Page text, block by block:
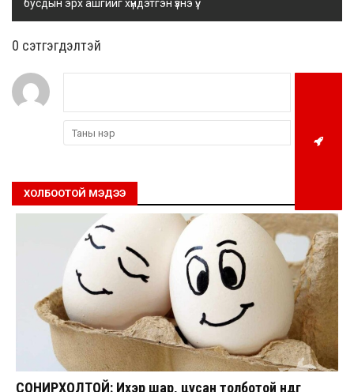
бусдын эрх ашгийг хүндэтгэн үзнэ үү.
0 cэтгэгдэлтэй
ХОЛБООТОЙ МЭДЭЭ
СОНИРХОЛТОЙ: Ихэр шар, цусан толботой өндөг